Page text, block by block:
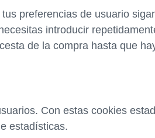
preferencias de usuario
introducir
de la compra hasta que
Con estas cookies
estadísticas.